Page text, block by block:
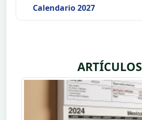
Calendario 2027
ARTÍCULOS